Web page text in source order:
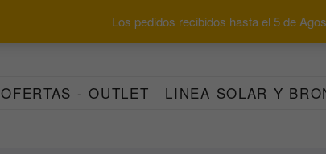
Los pedidos recibidos hasta el 5 de
OFERTAS - OUTLET LINEA SOLAR Y